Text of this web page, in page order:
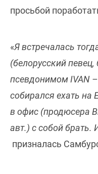
просьбой
«Я встречалась
(белорусский
псевдонимом IVAN
собирался ехать на
в офис (продюсера
авт.) с собой
призналась